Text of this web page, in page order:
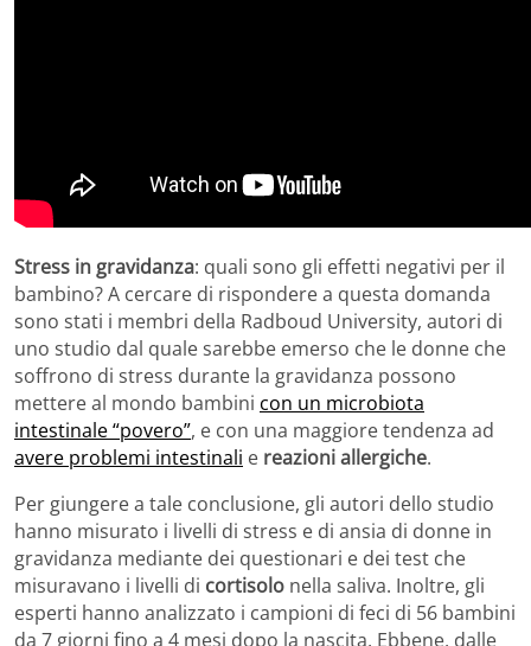
Stress in gravidanza: quali sono gli effetti negativi per il
bambino? A cercare di rispondere a questa domanda
sono stati i membri della Radboud University, autori di
uno studio dal quale sarebbe emerso che le donne che
soffrono di stress durante la gravidanza possono
mettere al mondo bambini con un microbiota
intestinale “povero”, e con una maggiore tendenza ad
avere problemi intestinali e reazioni allergiche.
Per giungere a tale conclusione, gli autori dello studio
hanno misurato i livelli di stress e di ansia di donne in
gravidanza mediante dei questionari e dei test che
misuravano i livelli di cortisolo nella saliva. Inoltre, gli
esperti hanno analizzato i campioni di feci di 56 bambini
da 7 giorni fino a 4 mesi dopo la nascita. Ebbene, dalle